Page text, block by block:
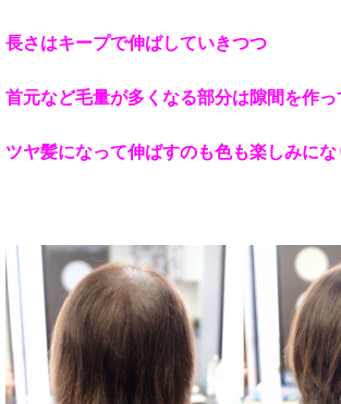
長さはキープで伸ばしていきつつ
首元など毛量が多くなる部分は隙間を作っ
ツヤ髪になって伸ばすのも色も楽しみに